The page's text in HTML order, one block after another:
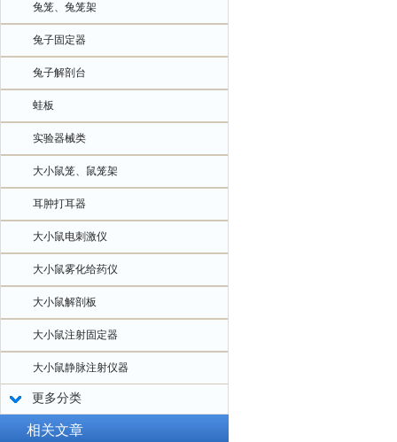
兔笼、兔笼架
兔子固定器
兔子解剖台
蛙板
实验器械类
大小鼠笼、鼠笼架
耳肿打耳器
大小鼠电刺激仪
大小鼠雾化给药仪
大小鼠解剖板
大小鼠注射固定器
大小鼠静脉注射仪器
更多分类
相关文章